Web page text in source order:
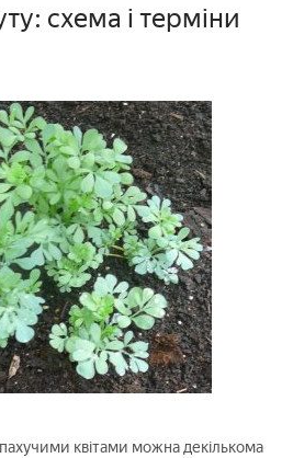
схема і терміни
квітами можна декількома